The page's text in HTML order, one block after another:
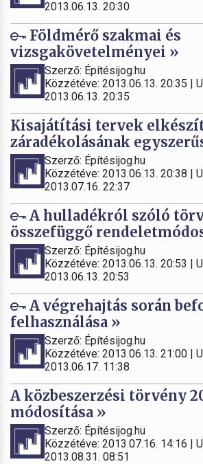
2013.06.13. 20:30
Földmérő szakmai és
vizsgakövetelményei »
Szerző: Építésijog.hu
Közzétéve: 2013.06.13. 20:35 |
2013.06.13. 20:35
Kisajátítási tervek
záradékolásának
Szerző: Építésijog.hu
Közzétéve: 2013.06.13. 20:38 |
2013.07.16. 22:37
A hulladékról szóló
összefüggő
Szerző: Építésijog.hu
Közzétéve: 2013.06.13. 20:53 |
2013.06.13. 20:53
A végrehajtás során
felhasználása »
Szerző: Építésijog.hu
Közzétéve: 2013.06.13. 21:00 |
2013.06.17. 11:38
A közbeszerzési törvény
módosítása »
Szerző: Építésijog.hu
Közzétéve: 2013.07.16. 14:16 |
2013.08.31. 08:51